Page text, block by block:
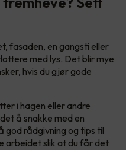
fasaden, en gangsti eller
med lys. Det blir mye
hvis du gjør gode
i hagen eller andre
å snakke med en
god rådgivning og tips til
arbeidet slik at du får det